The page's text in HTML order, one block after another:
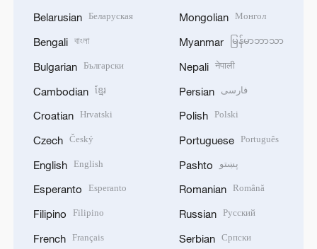
Belarusian Беларуская
Bengali বাংলা
Bulgarian Български
Cambodian ខ្មែរ
Croatian Hrvatski
Czech Český
English English
Esperanto Esperanto
Filipino Filipino
French Français
Mongolian Монгол
Myanmar မြန်မာဘာသာ
Nepali नेपाली
Persian فارسی
Polish Polski
Portuguese Português
Pashto پښتو
Romanian Română
Russian Русский
Serbian Српски